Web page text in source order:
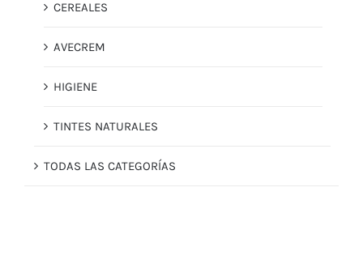
CEREALES
AVECREM
HIGIENE
TINTES NATURALES
TODAS LAS CATEGORÍAS